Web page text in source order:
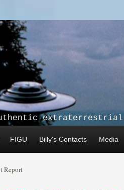
extraterrestrial
FIGU Billy's Contacts Media
Report